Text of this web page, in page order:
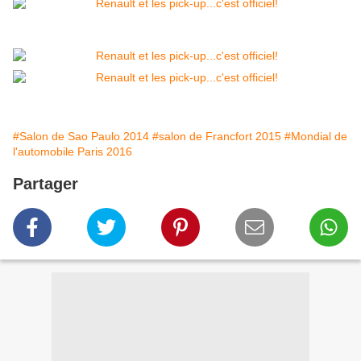
#Salon de Sao Paulo 2014 #salon de Francfort 2015 #Mondial de
l'automobile Paris 2016
Partager